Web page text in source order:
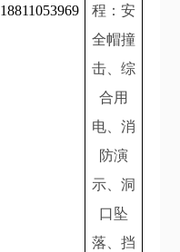
18811053969
程：安
全帽撞
击、综
合用
电、消
防演
示、洞
口坠
落、挡